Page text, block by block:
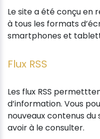
Le site a été conçu en
à tous les formats
smartphones et
Flux RSS
Les flux RSS
d’information. Vous
nouveaux contenus
avoir à le consulter.